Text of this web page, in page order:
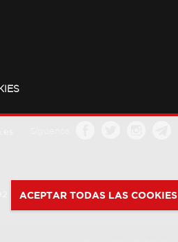
ACEPTAR TODAS LAS COOKIES